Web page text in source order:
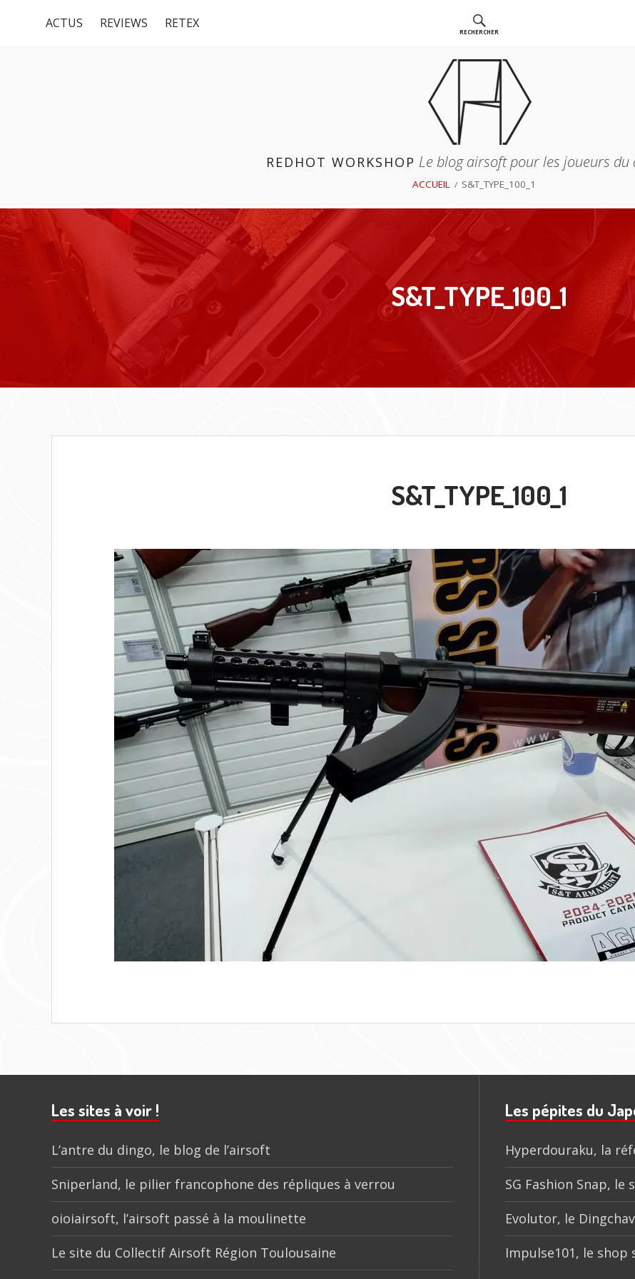
RECHERCHER
MenuACTUS REVIEWS RETEX
REDHOT WORKSHOP Le blog airsoft pour les joueurs du
D'ARIANE
ACCUEIL S&T_TYPE_100_1
S&T_TYPE_100_1
S&T_TYPE_100_1
subsidiaire
Les sites à voir !
L’antre du dingo, le blog de l’airsoft
Sniperland, le pilier francophone des répliques à verrou
oioiairsoft, l’airsoft passé à la moulinette
Le site du Collectif Airsoft Région Toulousaine
Les pépites du
Hyperdouraku, la
SG Fashion Snap,
Evolutor, le
Impulse101, le shop